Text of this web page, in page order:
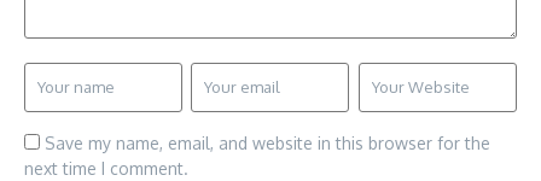
Save my name, email, and website in this browser for the
next time I comment.